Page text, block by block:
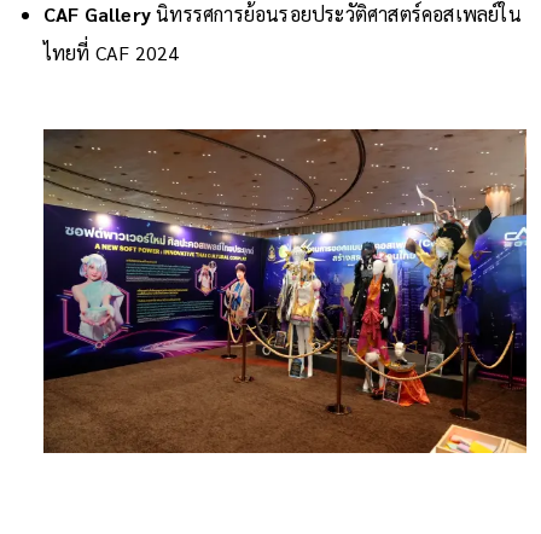
CAF Galleryนิทรรศการย้อนรอยประวัติศาสตร์คอสเพลย์ใน
ไทยที่ CAF 2024